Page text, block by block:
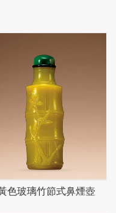
色玻璃竹節式鼻煙壺